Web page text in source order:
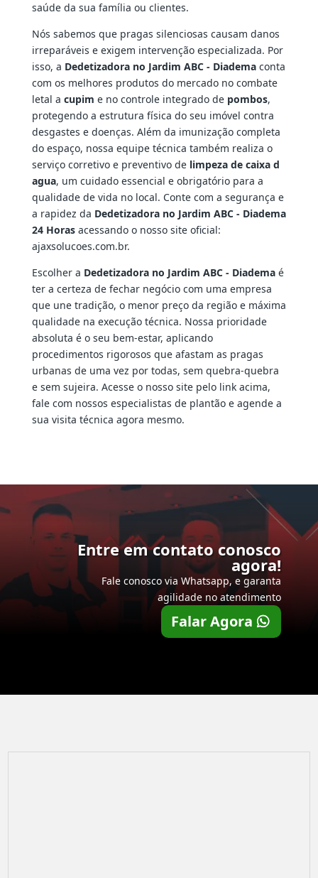
saúde da sua família ou clientes.
Nós sabemos que pragas silenciosas causam danos
irreparáveis e exigem intervenção especializada. Por
isso, a Dedetizadora no Jardim ABC - Diademaconta
com os melhores produtos do mercado no combate
letal a cupim e no controle integrado de pombos,
protegendo a estrutura física do seu imóvel contra
desgastes e doenças. Além da imunização completa
do espaço, nossa equipe técnica também realiza o
serviço corretivo e preventivo de limpeza de caixa d
agua, um cuidado essencial e obrigatório para a
qualidade de vida no local. Conte com a segurança e
a rapidez da Dedetizadora no Jardim ABC - Diadema
24 Horasacessando o nosso site oficial:
ajaxsolucoes.com.br.
Escolher a Dedetizadora no Jardim ABC - Diademaé
ter a certeza de fechar negócio com uma empresa
que une tradição, o menor preço da região e máxima
qualidade na execução técnica. Nossa prioridade
absoluta é o seu bem-estar, aplicando
procedimentos rigorosos que afastam as pragas
urbanas de uma vez por todas, sem quebra-quebra
e sem sujeira. Acesse o nosso site pelo link acima,
fale com nossos especialistas de plantão e agende a
sua visita técnica agora mesmo.
Entre em contato conosco
agora!
Fale conosco via Whatsapp, e garanta
agilidade no atendimento
Falar Agora